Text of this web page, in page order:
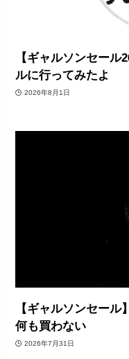
【ギャルソンセー
ルに行ってみたよ
2026年8月1日
【ギャルソンセー
何も買わない
2026年7月31日